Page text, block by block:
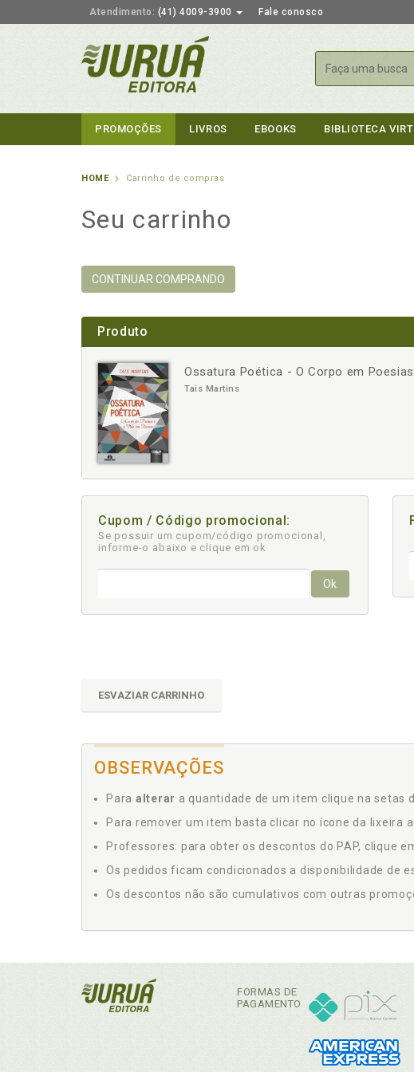
Atendimento: (41) 4009-3900 Fale conosco
Buscar
PROMOÇÕES LIVROS EBOOKS BIBLIOTECA
HOME Carrinho de compras
Seu carrinho
CONTINUAR COMPRANDO
Produto
Ossatura Poética - O Corpo em
Tais Martins
- +
Cupom / Código promocional:
Se possuir um cupom/código promocional,
informe-o abaixo e clique em ok
Ok
ESVAZIAR CARRINHO
OBSERVAÇÕES
Para alterar a quantidade de um item clique na setas
Para remover um item basta clicar no ícone da lixeira
Professores: para obter os descontos do PAP, clique
Os pedidos ficam condicionados a disponibilidade de
Os descontos não são cumulativos com outras
FORMAS DE
PAGAMENTO